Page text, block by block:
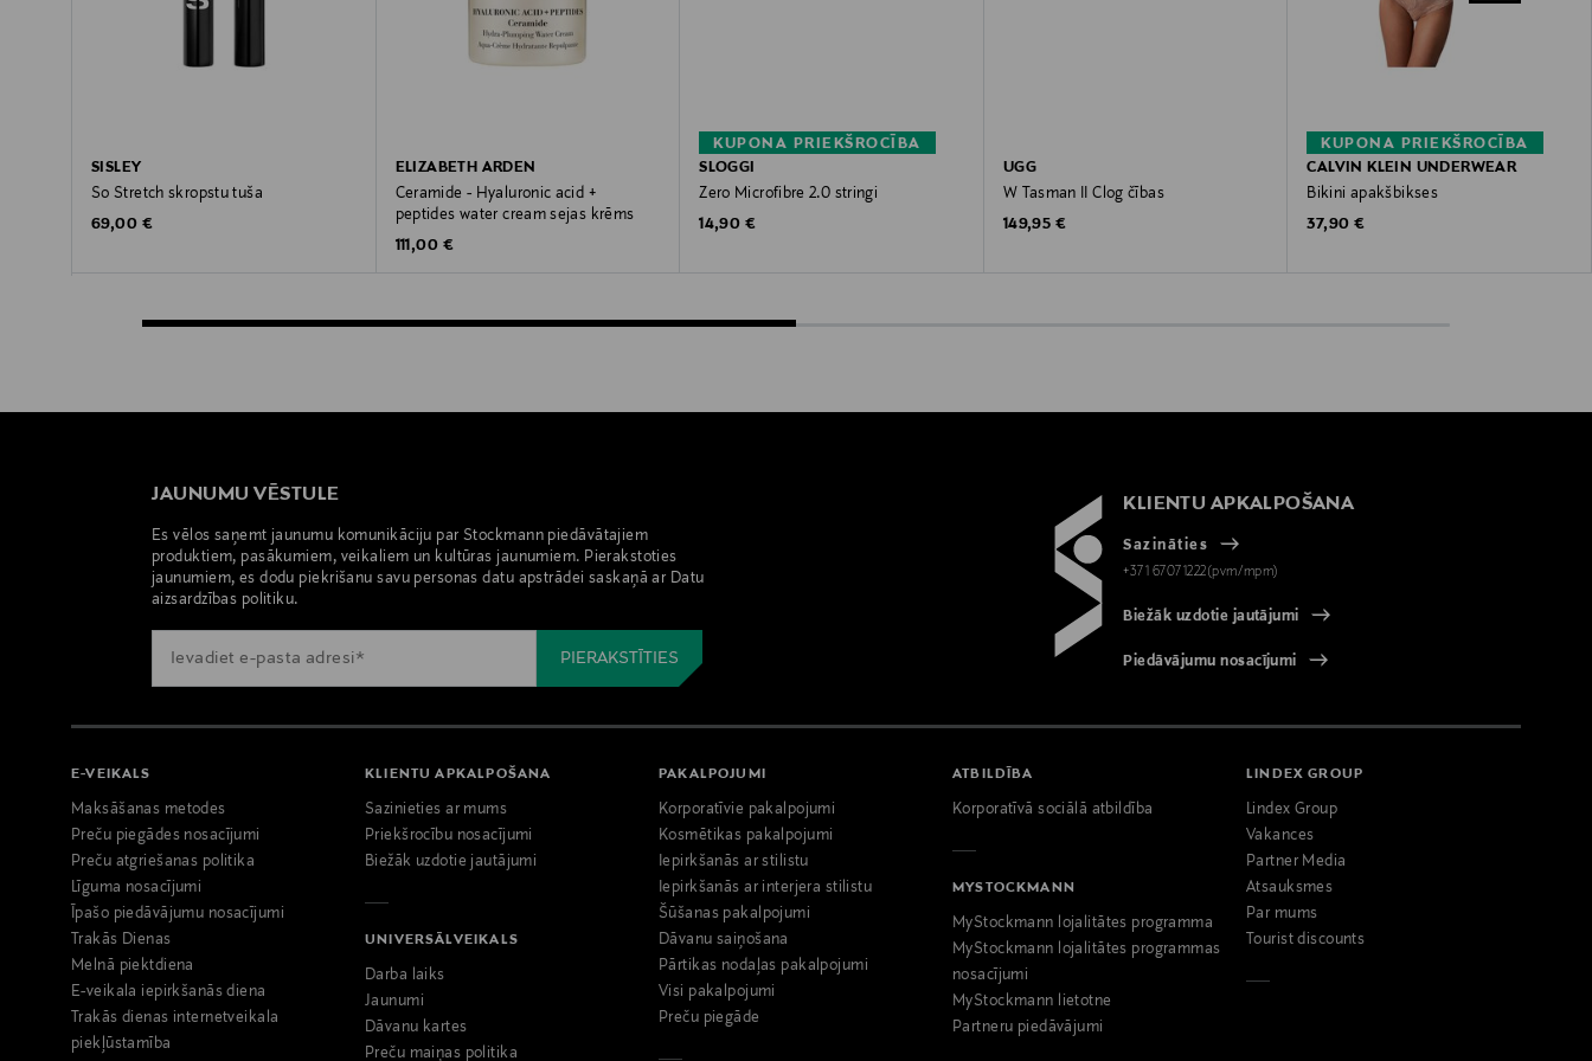
SISLEY
So Stretch skropstu tuša
Original Price
69,00 €
ELIZABETH ARDEN
Ceramide - Hyaluronic acid +
peptides water cream sejas krēms
Original Price
111,00 €
KUPONA PRIEKŠROCĪBA
SLOGGI
Zero Microfibre 2.0 stringi
Original Price
14,90 €
UGG
W Tasman II Clog čības
Original Price
149,95 €
KUPONA PRIEKŠROCĪBA
CALVIN KLEIN UNDERWEAR
Bikini apakšbikses
Original Price
37,90 €
JAUNUMU VĒSTULE
Es vēlos saņemt jaunumu komunikāciju par Stockmann piedāvātajiem
produktiem, pasākumiem, veikaliem un kultūras jaunumiem. Pierakstoties
jaunumiem, es dodu piekrišanu savu personas datu apstrādei saskaņā ar Datu
aizsardzības politiku.
KLIENTU APKALPOŠANA
Sazināties
+371 67071222(pvm/mpm)
Biežāk uzdotie jautājumi
Piedāvājumu nosacījumi
E-VEIKALS
Maksāšanas metodes
Preču piegādes nosacījumi
Preču atgriešanas politika
Līguma nosacījumi
Īpašo piedāvājumu nosacījumi
Trakās Dienas
Melnā piektdiena
E-veikala iepirkšanās diena
Trakās dienas internetveikala
piekļūstamība
KLIENTU APKALPOŠANA
Sazinieties ar mums
Priekšrocību nosacījumi
Biežāk uzdotie jautājumi
UNIVERSĀLVEIKALS
Darba laiks
Jaunumi
Dāvanu kartes
Preču maiņas politika
PAKALPOJUMI
Korporatīvie pakalpojumi
Kosmētikas pakalpojumi
Iepirkšanās ar stilistu
Iepirkšanās ar interjera stilistu
Šūšanas pakalpojumi
Dāvanu saiņošana
Pārtikas nodaļas pakalpojumi
Visi pakalpojumi
Preču piegāde
ATBILDĪBA
Korporatīvā sociālā atbildība
MYSTOCKMANN
MyStockmann lojalitātes programma
MyStockmann lojalitātes programmas
nosacījumi
MyStockmann lietotne
Partneru piedāvājumi
LINDEX GROUP
Lindex Group
Vakances
Partner Media
Atsauksmes
Par mums
Tourist discounts